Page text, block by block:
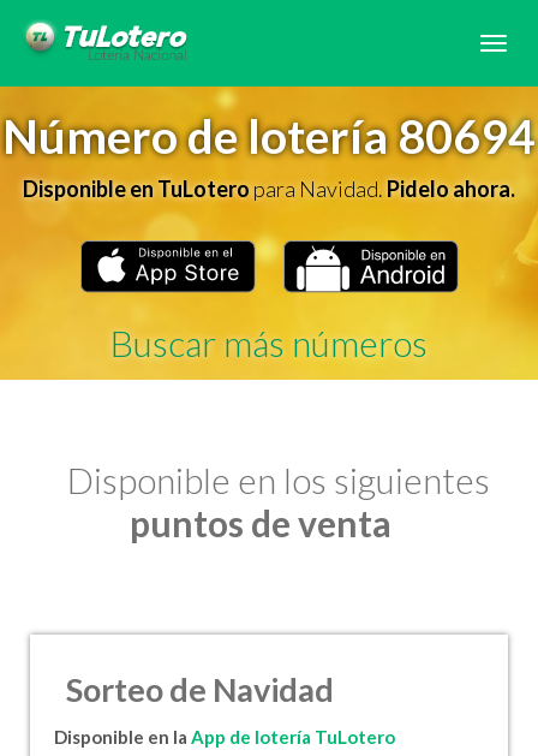
Número de lotería 80694
Disponible en TuLoteropara Navidad.Pidelo ahora.
Buscar más números
Disponible en los siguientes
puntos de venta
Sorteo de Navidad
Disponible en la App de lotería TuLotero